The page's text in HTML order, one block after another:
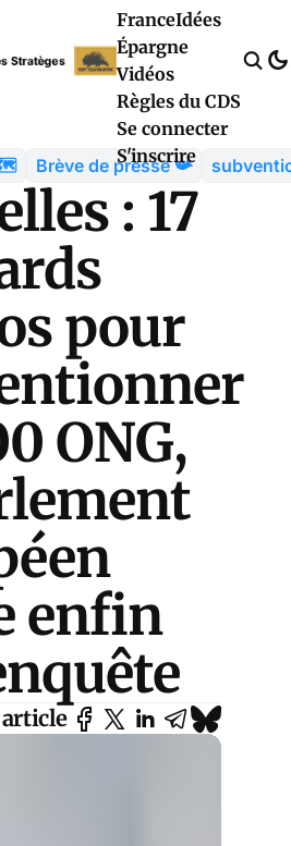
FranceIdées
Épargne
Vidéos
Règles du CDS
Se connecter
S'inscrire
🗺️ Brève de presse 📯
: 17
pour
ONG,
enfin